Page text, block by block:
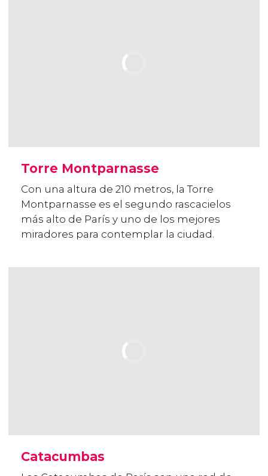
Torre Montparnasse
Con una altura de 210 metros, la Torre
Montparnasse es el segundo rascacielos
más alto de París y uno de los mejores
miradores para contemplar la ciudad.
Catacumbas